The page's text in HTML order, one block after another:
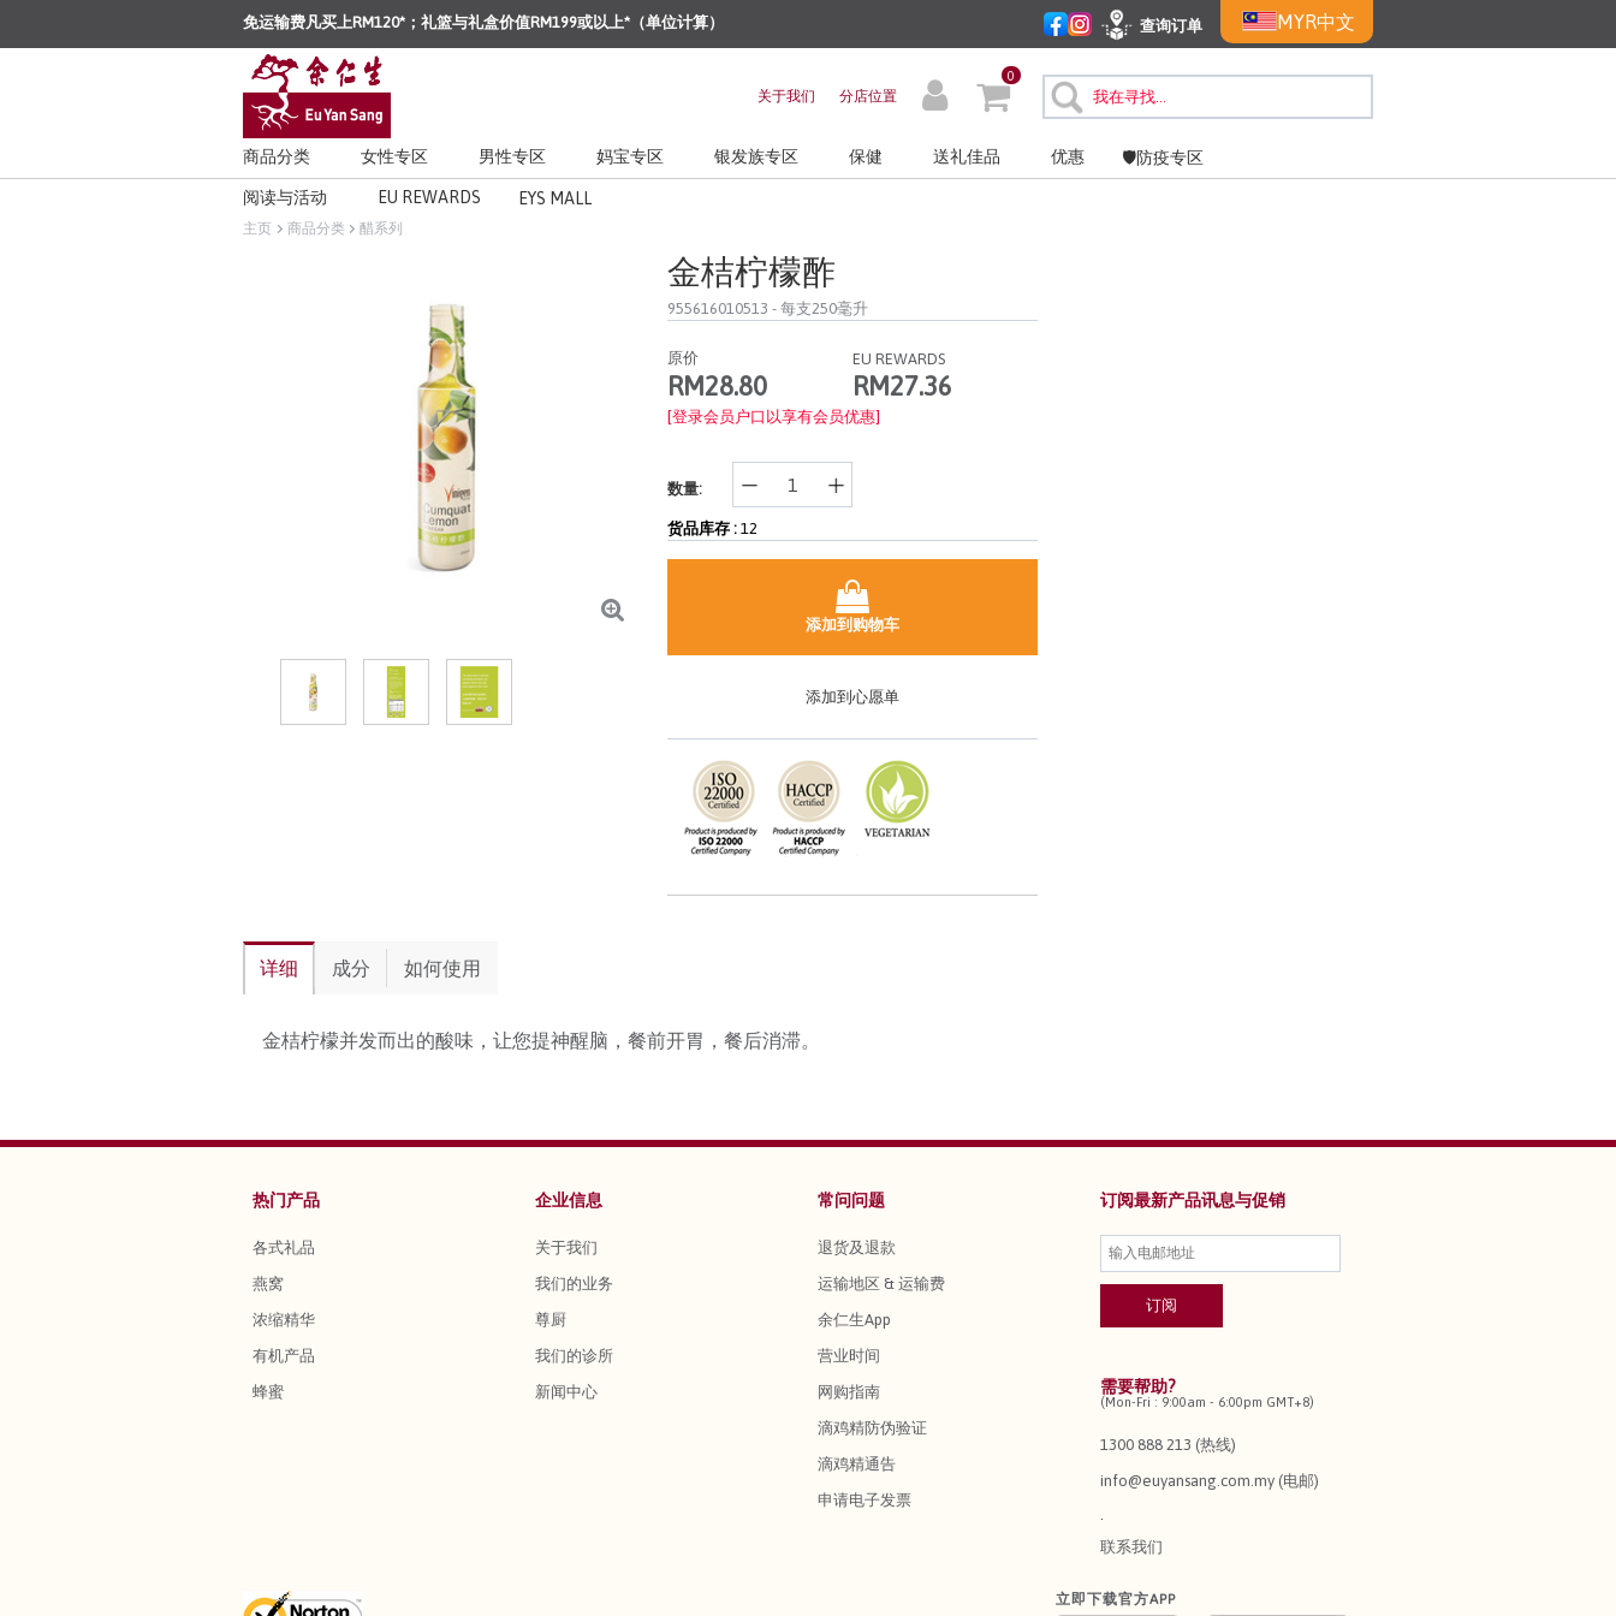
免运输费凡买上RM120*；礼篮与礼盒价值RM199或以上*（单位计算） 查询订单 MYR中文
关于我们 分店位置
0
商品分类 女性专区 男性专区 妈宝专区 银发族专区 保健 送礼佳品 优惠 🛡️防疫专区
阅读与活动 EU REWARDS EYS MALL
主页 商品分类 醋系列
金桔柠檬酢
955616010513 - 每支250毫升
原价
RM28.80
EU REWARDS
RM27.36
[登录会员户口以享有会员优惠]
数量:
货品库存 : 12
添加到购物车
添加到心愿单
详细 成分 如何使用
金桔柠檬并发而出的酸味，让您提神醒脑，餐前开胃，餐后消滞。
热门产品
各式礼品
燕窝
浓缩精华
有机产品
蜂蜜
企业信息
关于我们
我们的业务
尊厨
我们的诊所
新闻中心
常问问题
退货及退款
运输地区 & 运输费
余仁生App
营业时间
网购指南
滴鸡精防伪验证
滴鸡精通告
申请电子发票
订阅最新产品讯息与促销
需要帮助?
(Mon-Fri : 9:00am - 6:00pm GMT+8)
1300 888 213 (热线)
info@euyansang.com.my (电邮)
联系我们
立即下载官方APP